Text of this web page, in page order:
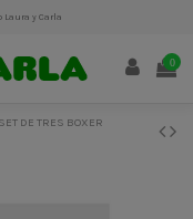
Laura y Carla
0
SET DE TRES BOXER